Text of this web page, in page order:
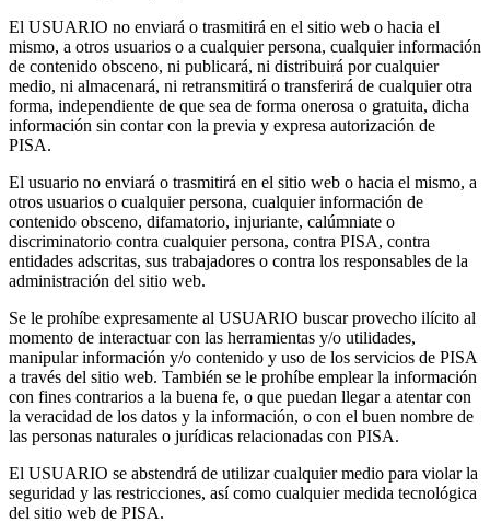
El USUARIO no enviará o trasmitirá en el sitio web o hacia el
mismo, a otros usuarios o a cualquier persona, cualquier información
de contenido obsceno, ni publicará, ni distribuirá por cualquier
medio, ni almacenará, ni retransmitirá o transferirá de cualquier otra
forma, independiente de que sea de forma onerosa o gratuita, dicha
información sin contar con la previa y expresa autorización de
PISA.
El usuario no enviará o trasmitirá en el sitio web o hacia el mismo, a
otros usuarios o cualquier persona, cualquier información de
contenido obsceno, difamatorio, injuriante, calúmniate o
discriminatorio contra cualquier persona, contra PISA, contra
entidades adscritas, sus trabajadores o contra los responsables de la
administración del sitio web.
Se le prohíbe expresamente al USUARIO buscar provecho ilícito al
momento de interactuar con las herramientas y/o utilidades,
manipular información y/o contenido y uso de los servicios de PISA
a través del sitio web. También se le prohíbe emplear la información
con fines contrarios a la buena fe, o que puedan llegar a atentar con
la veracidad de los datos y la información, o con el buen nombre de
las personas naturales o jurídicas relacionadas con PISA.
El USUARIO se abstendrá de utilizar cualquier medio para violar la
seguridad y las restricciones, así como cualquier medida tecnológica
del sitio web de PISA.